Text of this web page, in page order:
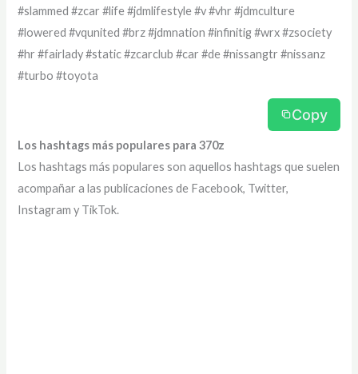
#slammed #zcar #life #jdmlifestyle #v #vhr #jdmculture
#lowered #vqunited #brz #jdmnation #infinitig #wrx #zsociety
#hr #fairlady #static #zcarclub #car #de #nissangtr #nissanz
#turbo #toyota
Copy
Los hashtags más populares para 370z
Los hashtags más populares son aquellos hashtags que suelen
acompañar a las publicaciones de Facebook, Twitter,
Instagram y TikTok.